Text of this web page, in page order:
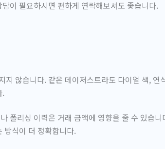
이 필요하시면 편하게 연락해보셔도 좋습니다.
지 않습니다. 같은 데이저스트라도 다이얼 색, 연
.
폴리싱 이력은 거래 금액에 영향을 줄 수 있습니
방식이 더 정확합니다.